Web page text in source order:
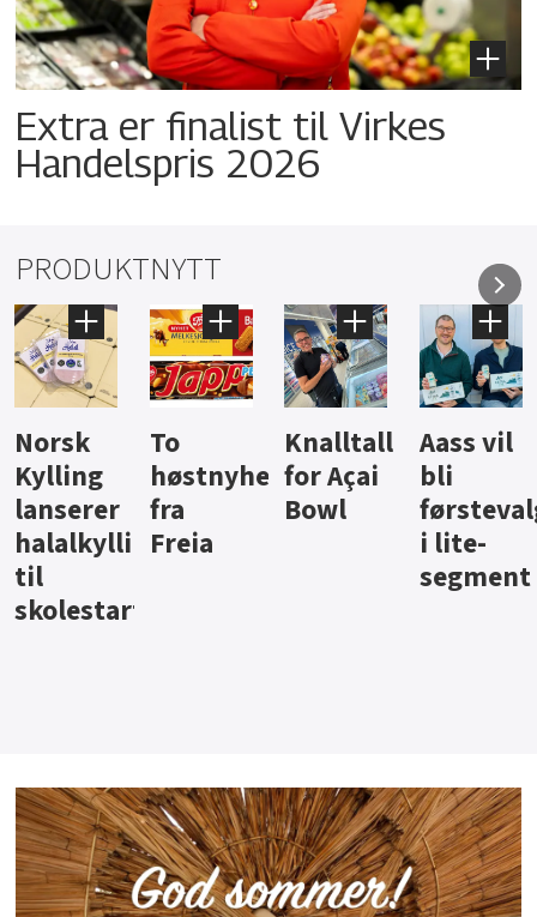
Extra er finalist til Virkes
Handelspris 2026
PRODUKTNYTT
Knalltall
for Açai
Bowl
Aass vil
bli
førstevalg
i lite-
Brus og
jus fra
Berentsen
Hard
iste fra
Hansa